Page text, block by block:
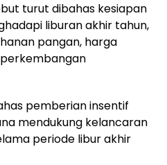
turut dibahas kesiapan
liburan akhir tahun,
pangan, harga
pemberian insentif
mendukung kelancaran
periode libur akhir